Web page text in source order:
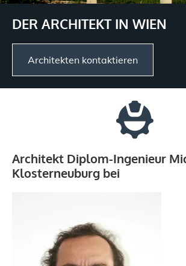
DER ARCHITEKT IN WIEN
Architekten kontaktieren
Architekt Diplom-Ingenieur
Klosterneuburg bei